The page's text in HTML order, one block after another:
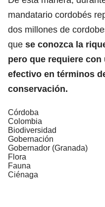
mandatario cordobés
dos millones de
que se conozca la
pero que requiere
efectivo en términos
conservación.
Córdoba
Colombia
Biodiversidad
Gobernación
Gobernador (Granada)
Flora
Fauna
Ciénaga